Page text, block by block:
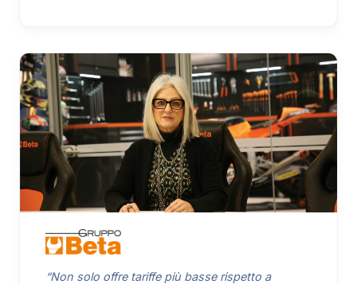
“Non solo offre tariffe più basse rispetto a